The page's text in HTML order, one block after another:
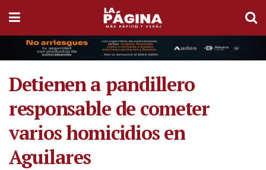
Detienen a pandillero
responsable de cometer
varios homicidios en
Aguilares